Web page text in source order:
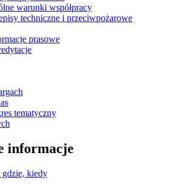
warunki współpracy
techniczne i przeciwpożarowe
prasowe
tematyczny
informacje
gdzie, kiedy